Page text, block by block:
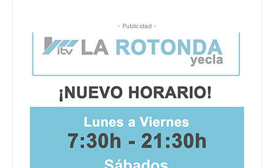
- Publicidad -